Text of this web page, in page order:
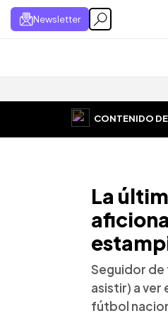
Newsletter
CONTENIDO
La
Seguidor de
asistir) a ver
fútbol